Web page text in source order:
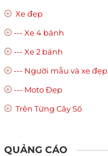
Xe đẹp
--- Xe 4 bánh
--- Xe 2 bánh
--- Người mẫu và xe đẹp
--- Moto Đẹp
Trên Từng Cây Số
QUẢNG CÁO